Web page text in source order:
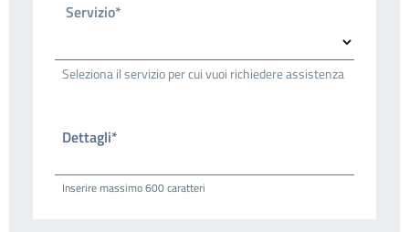
Servizio*
Seleziona il servizio per cui vuoi richiedere assistenza
Dettagli*
Inserire massimo 600 caratteri